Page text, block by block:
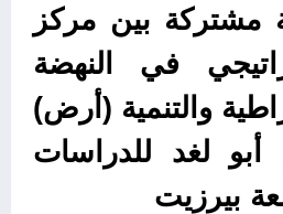
مشتركة بين مركز
في النهضة
والتنمية (أرض)
أبو لغد للدراسات
بيرزيت